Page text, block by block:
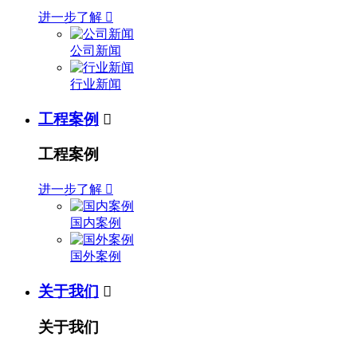
进一步了解 
公司新闻
行业新闻
工程案例 
工程案例
进一步了解 
国内案例
国外案例
关于我们 
关于我们